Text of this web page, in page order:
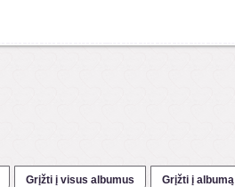
Grįžti į visus albumus Grįžti į albumą